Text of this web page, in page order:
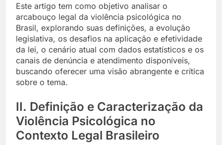
Este artigo tem como objetivo analisar o
arcabouço legal da violência psicológica no
Brasil, explorando suas definições, a evolução
legislativa, os desafios na aplicação e efetividade
da lei, o cenário atual com dados estatísticos e os
canais de denúncia e atendimento disponíveis,
buscando oferecer uma visão abrangente e crítica
sobre o tema.
II. Definição e Caracterização da
Violência Psicológica no
Contexto Legal Brasileiro